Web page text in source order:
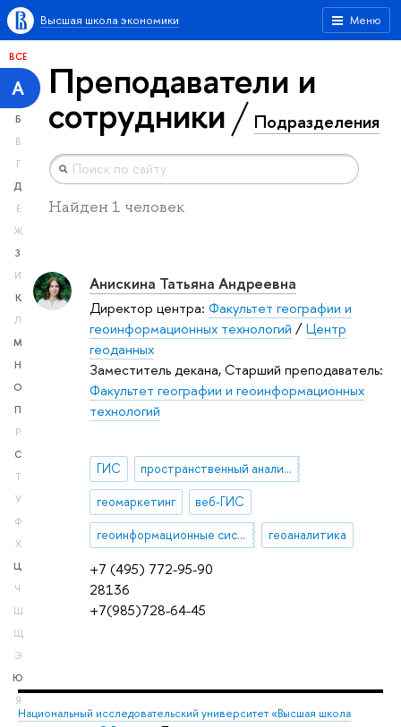
Меню
Высшая школа экономики
ВСЕ
А
Б
В
Г
Д
Е
Ж
З
И
К
Л
М
Н
О
П
Р
С
Т
У
Ф
Х
Ц
Ч
Ш
Щ
Э
Ю
Я
Преподаватели и
сотрудники Подразделения
Найден 1 человек
+7 (495) 772-95-90
28136
+7(985)728-64-45
Анискина Татьяна Андреевна
Директор центра: Факультет географии и
геоинформационных технологий /Центр
геоданных
Заместитель декана, Старший преподаватель:
Факультет географии и геоинформационных
технологий
ГИС пространственный анализ и визуализация
геомаркетинг веб-ГИС
геоинформационные системы геоаналитика
Национальный исследовательский университет «Высшая школа